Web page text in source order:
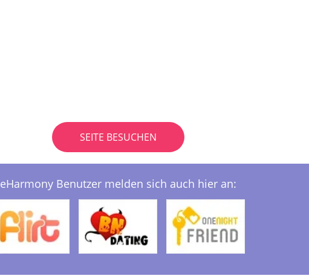
SEITE BESUCHEN
eHarmony Benutzer melden sich auch hier an: